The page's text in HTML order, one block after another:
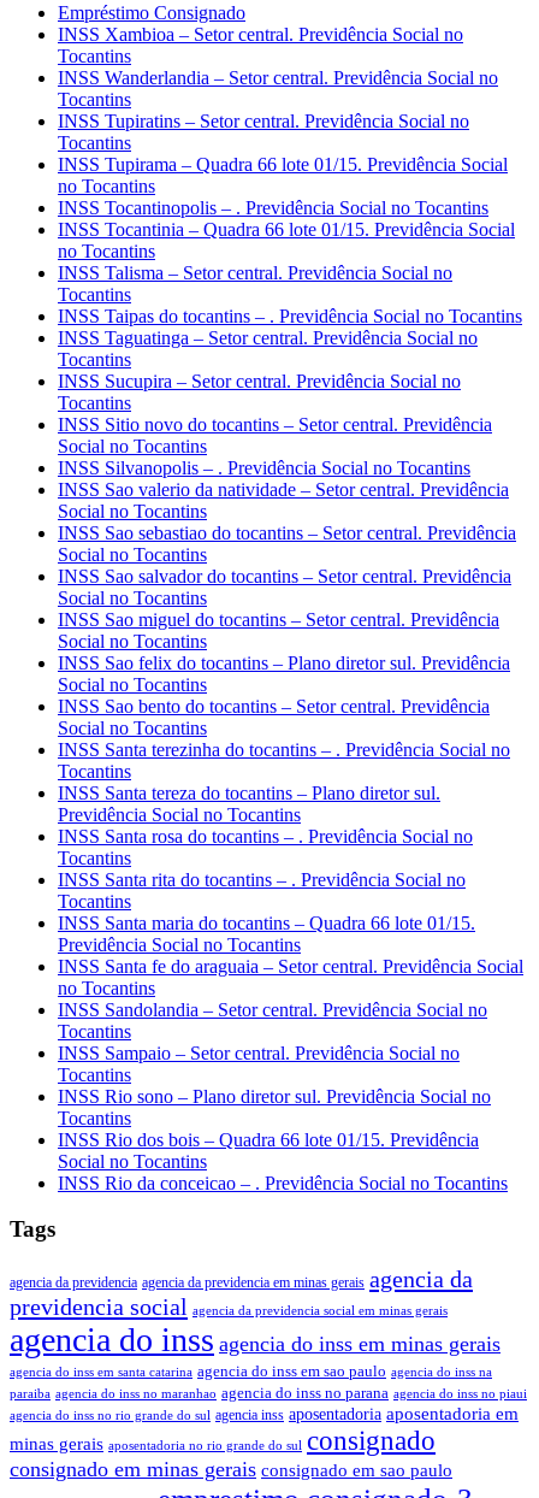
Empréstimo Consignado
INSS Xambioa – Setor central. Previdência Social no
Tocantins
INSS Wanderlandia – Setor central. Previdência Social no
Tocantins
INSS Tupiratins – Setor central. Previdência Social no
Tocantins
INSS Tupirama – Quadra 66 lote 01/15. Previdência Social
no Tocantins
INSS Tocantinopolis – . Previdência Social no Tocantins
INSS Tocantinia – Quadra 66 lote 01/15. Previdência Social
no Tocantins
INSS Talisma – Setor central. Previdência Social no
Tocantins
INSS Taipas do tocantins – . Previdência Social no Tocantins
INSS Taguatinga – Setor central. Previdência Social no
Tocantins
INSS Sucupira – Setor central. Previdência Social no
Tocantins
INSS Sitio novo do tocantins – Setor central. Previdência
Social no Tocantins
INSS Silvanopolis – . Previdência Social no Tocantins
INSS Sao valerio da natividade – Setor central. Previdência
Social no Tocantins
INSS Sao sebastiao do tocantins – Setor central. Previdência
Social no Tocantins
INSS Sao salvador do tocantins – Setor central. Previdência
Social no Tocantins
INSS Sao miguel do tocantins – Setor central. Previdência
Social no Tocantins
INSS Sao felix do tocantins – Plano diretor sul. Previdência
Social no Tocantins
INSS Sao bento do tocantins – Setor central. Previdência
Social no Tocantins
INSS Santa terezinha do tocantins – . Previdência Social no
Tocantins
INSS Santa tereza do tocantins – Plano diretor sul.
Previdência Social no Tocantins
INSS Santa rosa do tocantins – . Previdência Social no
Tocantins
INSS Santa rita do tocantins – . Previdência Social no
Tocantins
INSS Santa maria do tocantins – Quadra 66 lote 01/15.
Previdência Social no Tocantins
INSS Santa fe do araguaia – Setor central. Previdência Social
no Tocantins
INSS Sandolandia – Setor central. Previdência Social no
Tocantins
INSS Sampaio – Setor central. Previdência Social no
Tocantins
INSS Rio sono – Plano diretor sul. Previdência Social no
Tocantins
INSS Rio dos bois – Quadra 66 lote 01/15. Previdência
Social no Tocantins
INSS Rio da conceicao – . Previdência Social no Tocantins
Tags
agencia da previdencia agencia da previdencia em minas gerais agencia da
previdencia social agencia da previdencia social em minas gerais
agencia do inss agencia do inss em minas gerais
agencia do inss em santa catarina agencia do inss em sao paulo agencia do inss na
paraiba agencia do inss no maranhao agencia do inss no parana agencia do inss no piaui
agencia do inss no rio grande do sul agencia inss aposentadoria aposentadoria em
minas gerais aposentadoria no rio grande do sul consignado
consignado em minas gerais consignado em sao paulo